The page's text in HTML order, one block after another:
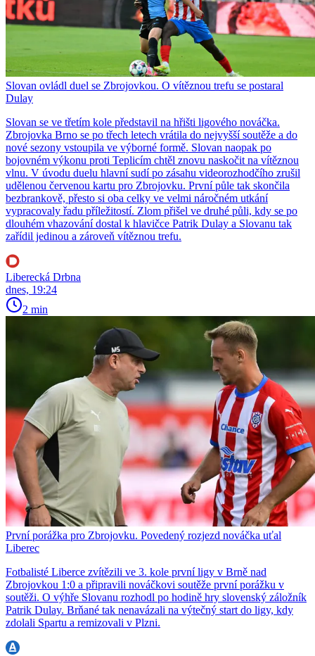
Slovan ovládl duel se Zbrojovkou. O vítěznou trefu se postaral
Dulay
Slovan se ve třetím kole představil na hřišti ligového nováčka.
Zbrojovka Brno se po třech letech vrátila do nejvyšší soutěže a do
nové sezony vstoupila ve výborné formě. Slovan naopak po
bojovném výkonu proti Teplicím chtěl znovu naskočit na vítěznou
vlnu. V úvodu duelu hlavní sudí po zásahu videorozhodčího zrušil
udělenou červenou kartu pro Zbrojovku. První půle tak skončila
bezbrankově, přesto si oba celky ve velmi náročném utkání
vypracovaly řadu příležitostí. Zlom přišel ve druhé půli, kdy se po
dlouhém vhazování dostal k hlavičce Patrik Dulay a Slovanu tak
zařídil jedinou a zároveň vítěznou trefu.
Liberecká Drbna
dnes, 19:24
2 min
První porážka pro Zbrojovku. Povedený rozjezd nováčka uťal
Liberec
Fotbalisté Liberce zvítězili ve 3. kole první ligy v Brně nad
Zbrojovkou 1:0 a připravili nováčkovi soutěže první porážku v
soutěži. O výhře Slovanu rozhodl po hodině hry slovenský záložník
Patrik Dulay. Brňané tak nenavázali na výtečný start do ligy, kdy
zdolali Spartu a remizovali v Plzni.